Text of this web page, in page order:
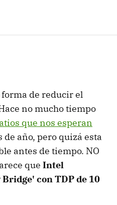
de reducir el
no mucho tiempo
que nos esperan
de año, pero quizá esta
antes de tiempo. NO
que Intel
con TDP de 10